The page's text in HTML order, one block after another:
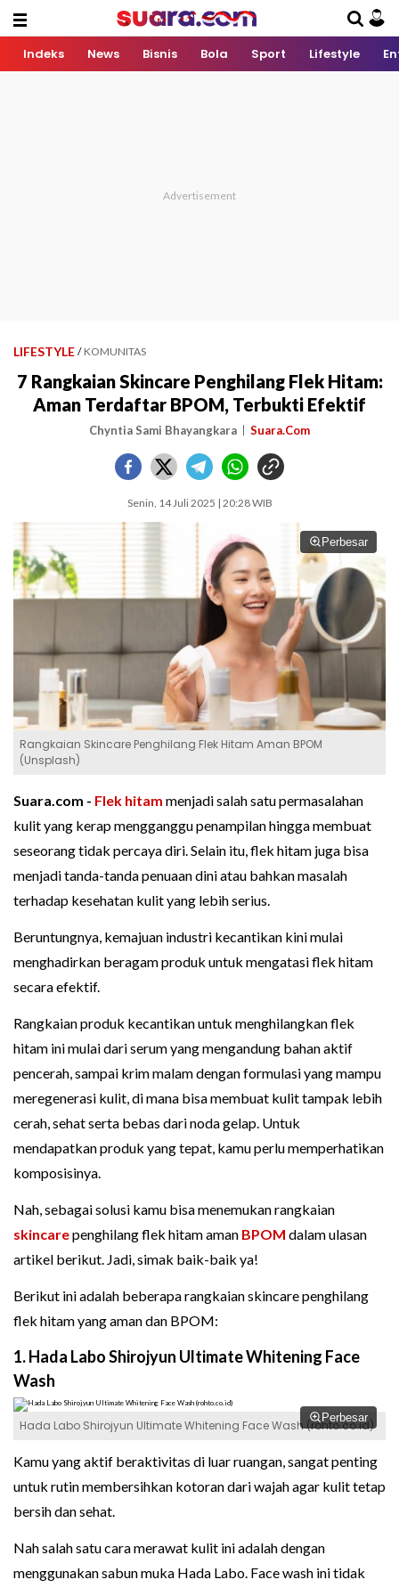
Indeks News Bisnis Bola Sport Lifestyle
LIFESTYLE / KOMUNITAS
7 Rangkaian Skincare Penghilang Flek Hitam:
Aman Terdaftar BPOM, Terbukti Efektif
Chyntia Sami Bhayangkara Suara.Com
Senin, 14 Juli 2025 | 20:28 WIB
Perbesar
Rangkaian Skincare Penghilang Flek Hitam Aman BPOM
(Unsplash)
Suara.com - Flek hitam menjadi salah satu permasalahan
kulit yang kerap mengganggu penampilan hingga membuat
seseorang tidak percaya diri. Selain itu, flek hitam juga bisa
menjadi tanda-tanda penuaan dini atau bahkan masalah
terhadap kesehatan kulit yang lebih serius.
Beruntungnya, kemajuan industri kecantikan kini mulai
menghadirkan beragam produk untuk mengatasi flek hitam
secara efektif.
Rangkaian produk kecantikan untuk menghilangkan flek
hitam ini mulai dari serum yang mengandung bahan aktif
pencerah, sampai krim malam dengan formulasi yang mampu
meregenerasi kulit, di mana bisa membuat kulit tampak lebih
cerah, sehat serta bebas dari noda gelap. Untuk
mendapatkan produk yang tepat, kamu perlu memperhatikan
komposisinya.
Nah, sebagai solusi kamu bisa menemukan rangkaian
skincarepenghilang flek hitam aman BPOM dalam ulasan
artikel berikut. Jadi, simak baik-baik ya!
Berikut ini adalah beberapa rangkaian skincare penghilang
flek hitam yang aman dan BPOM:
1. Hada Labo Shirojyun Ultimate Whitening Face
Wash
Perbesar
Hada Labo Shirojyun Ultimate Whitening Face Wash (rohto.co.id)
Kamu yang aktif beraktivitas di luar ruangan, sangat penting
untuk rutin membersihkan kotoran dari wajah agar kulit tetap
bersih dan sehat.
Nah salah satu cara merawat kulit ini adalah dengan
menggunakan sabun muka Hada Labo. Face wash ini tidak